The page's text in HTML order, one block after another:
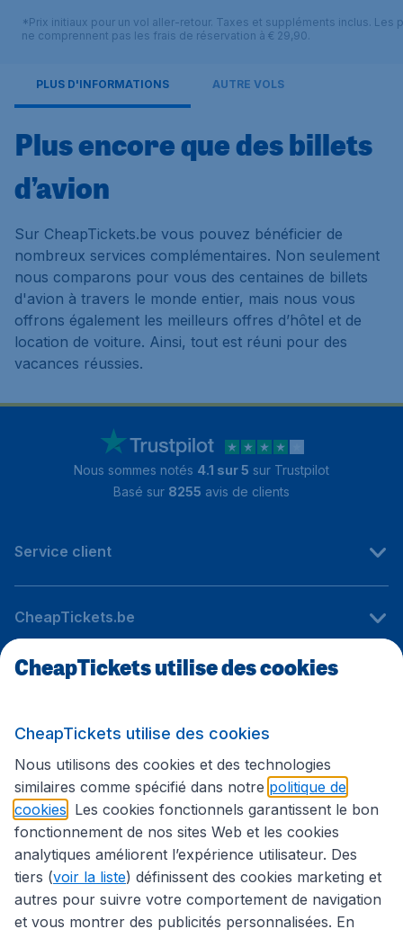
*Prix initiaux pour un vol aller-retour. Taxes et suppléments inclus. Les
ne comprennent pas les frais de réservation à € 29,90.
PLUS D'INFORMATIONS AUTRE VOLS
Plus encore que des billets
d’avion
Sur CheapTickets.be vous pouvez bénéficier de
nombreux services complémentaires. Non seulement
nous comparons pour vous des centaines de billets
d'avion à travers le monde entier, mais nous vous
offrons également les meilleurs offres d’hôtel et de
location de voiture. Ainsi, tout est réuni pour des
vacances réussies.
Nous sommes notés 4.1 sur 5 sur Trustpilot
Basé sur 8255 avis de clients
Service client
CheapTickets.be
Sites internationaux
Suivez CheapTickets.be
CheapTickets utilise des cookies
CheapTickets utilise des cookies
Nous utilisons des cookies et des technologies
similaires comme spécifié dans notre politique de
cookies . Les cookies fonctionnels garantissent le bon
fonctionnement de nos sites Web et les cookies
analytiques améliorent l’expérience utilisateur. Des
tiers (voir la liste) définissent des cookies marketing et
autres pour suivre votre comportement de navigation
et vous montrer des publicités personnalisées. En